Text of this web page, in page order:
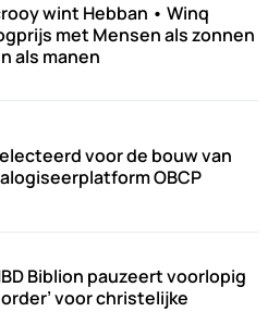
wint Hebban • Winq
met Mensen als zonnen
als manen
voor de bouw van
OBCP
Biblion pauzeert voorlopig
voor christelijke